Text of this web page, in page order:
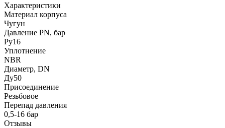
Характеристики
Материал корпуса
Чугун
Давление PN, бар
Ру16
Уплотнение
NBR
Диаметр, DN
Ду50
Присоединение
Резьбовое
Перепад давления
0,5-16 бар
Отзывы